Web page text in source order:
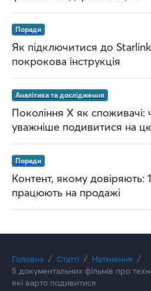
Поради
Як підключитися до
покрокова інструкція
Аналітика та дослідження
Покоління Х як споживачі:
уважніше подивитися на
Поради
Контент, якому довіряють:
працюють на продажі
Головна Статті
Натхнення
5 документальних фільмів про
які варто подивитися